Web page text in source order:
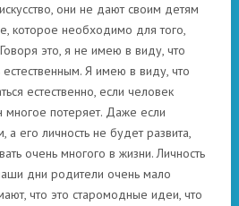
они не дают своим детям
которое необходимо для того,
это, я не имею в виду, что
Я имею в виду, что
естественно, если человек
многое потеряет. Даже если
его личность не будет развита,
очень многого в жизни. Личность
дни родители очень мало
что это старомодные идеи, что